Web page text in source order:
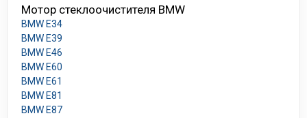
Мотор стеклоочистителя BMW
BMW E34
BMW E39
BMW E46
BMW E60
BMW E61
BMW E81
BMW E87